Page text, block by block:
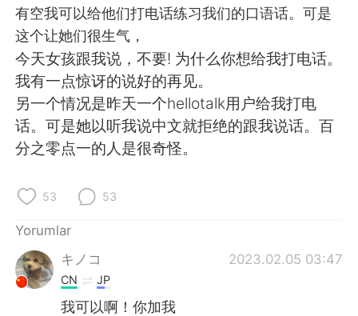
Türkçe
English 简体中文
繁體中文 Español
한국어
ไทย
有空我可以给他们打电话练习我们的口语话。可是
这个让她们很生气，
今天女孩跟我说，不要! 为什么你想给我打电话。
我有一点惊讶的说好的再见。
另一个情况是昨天一个hellotalk用户给我打电
话。可是她以听我说中文就拒绝的跟我说话。百
分之零点一的人是很奇怪。
53 53
Yorumlar
キノコ
2023.02.05 03:47
CN JP
我可以啊！你加我